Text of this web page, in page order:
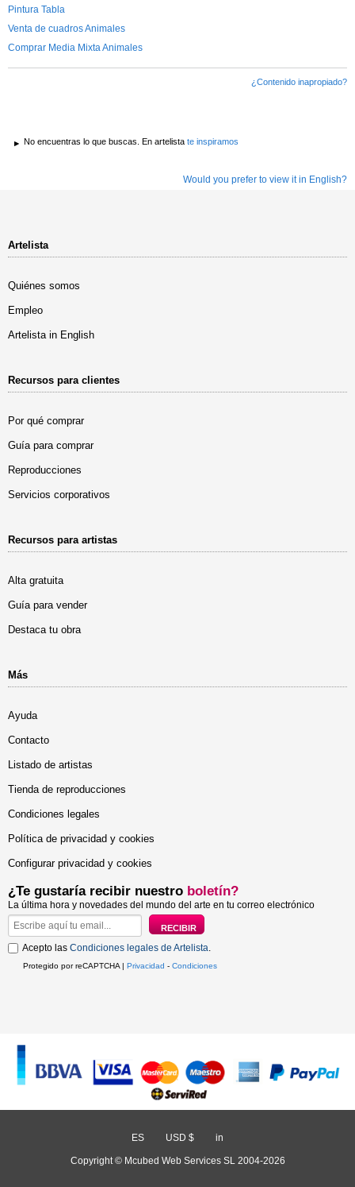
Pintura Tabla
Venta de cuadros Animales
Comprar Media Mixta Animales
¿Contenido inapropiado?
No encuentras lo que buscas. En artelista te inspiramos
Would you prefer to view it in English?
Artelista
Quiénes somos
Empleo
Artelista in English
Recursos para clientes
Por qué comprar
Guía para comprar
Reproducciones
Servicios corporativos
Recursos para artistas
Alta gratuita
Guía para vender
Destaca tu obra
Más
Ayuda
Contacto
Listado de artistas
Tienda de reproducciones
Condiciones legales
Política de privacidad y cookies
Configurar privacidad y cookies
¿Te gustaría recibir nuestro boletín?
La última hora y novedades del mundo del arte en tu correo electrónico
Acepto las Condiciones legales de Artelista.
Protegido por reCAPTCHA | Privacidad - Condiciones
ES USD $ in
Copyright © Mcubed Web Services SL 2004-2026